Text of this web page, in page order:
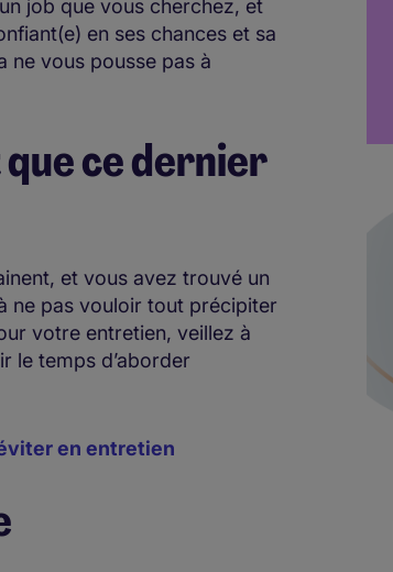
job que vous cherchez, et
en ses chances et sa
ne vous pousse pas à
ce dernier
et vous avez trouvé un
ne pas vouloir tout précipiter
votre entretien, veillez à
le temps d’aborder
en entretien